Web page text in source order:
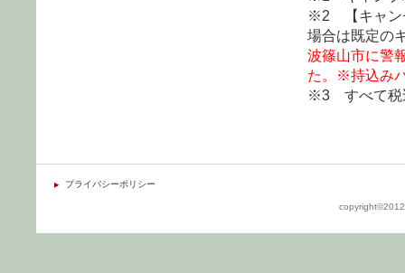
※2 【キャン
場合は既定の
波篠山市に警
た。※持込み
※3 すべて税
プライバシーポリシー